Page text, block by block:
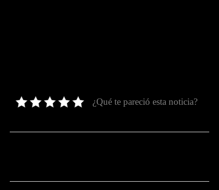
¿Qué te pareció esta noticia?